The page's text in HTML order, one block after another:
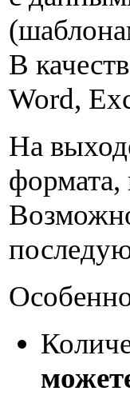
В
Word,
На
формата,